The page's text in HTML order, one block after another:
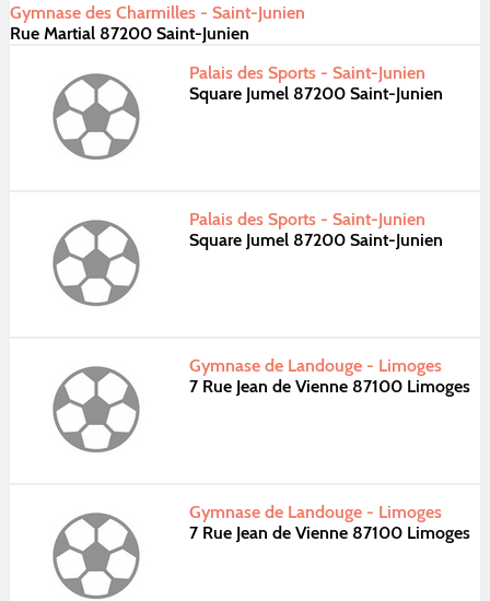
Gymnase des Charmilles - Saint-Junien
Rue Martial 87200 Saint-Junien
Palais des Sports - Saint-Junien
Square Jumel 87200 Saint-Junien
Palais des Sports - Saint-Junien
Square Jumel 87200 Saint-Junien
Gymnase de Landouge - Limoges
7 Rue Jean de Vienne 87100 Limoges
Gymnase de Landouge - Limoges
7 Rue Jean de Vienne 87100 Limoges